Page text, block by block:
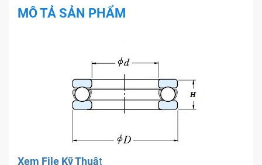
MÔ TẢ SẢN PHẨM
Xem File Kỹ Thuật